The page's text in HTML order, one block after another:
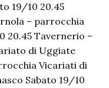
19/10 20.45
– parrocchia
20.45 Tavernerio –
di Uggiate
Vicariati di
Sabato 19/10